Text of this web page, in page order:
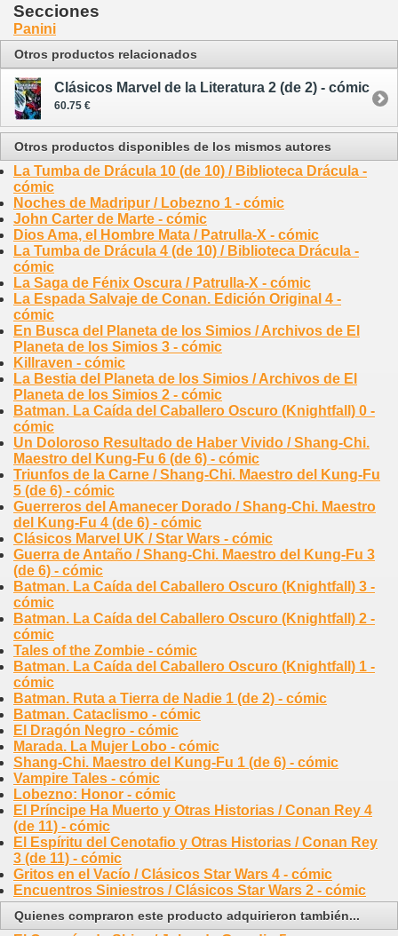
Secciones
Panini
Otros productos relacionados
Clásicos Marvel de la Literatura 2 (de 2) - cómic
60.75 €
Otros productos disponibles de los mismos autores
La Tumba de Drácula 10 (de 10) / Biblioteca Drácula -
cómic
Noches de Madripur / Lobezno 1 - cómic
John Carter de Marte - cómic
Dios Ama, el Hombre Mata / Patrulla-X - cómic
La Tumba de Drácula 4 (de 10) / Biblioteca Drácula -
cómic
La Saga de Fénix Oscura / Patrulla-X - cómic
La Espada Salvaje de Conan. Edición Original 4 -
cómic
En Busca del Planeta de los Simios / Archivos de El
Planeta de los Simios 3 - cómic
Killraven - cómic
La Bestia del Planeta de los Simios / Archivos de El
Planeta de los Simios 2 - cómic
Batman. La Caída del Caballero Oscuro (Knightfall) 0 -
cómic
Un Doloroso Resultado de Haber Vivido / Shang-Chi.
Maestro del Kung-Fu 6 (de 6) - cómic
Triunfos de la Carne / Shang-Chi. Maestro del Kung-Fu
5 (de 6) - cómic
Guerreros del Amanecer Dorado / Shang-Chi. Maestro
del Kung-Fu 4 (de 6) - cómic
Clásicos Marvel UK / Star Wars - cómic
Guerra de Antaño / Shang-Chi. Maestro del Kung-Fu 3
(de 6) - cómic
Batman. La Caída del Caballero Oscuro (Knightfall) 3 -
cómic
Batman. La Caída del Caballero Oscuro (Knightfall) 2 -
cómic
Tales of the Zombie - cómic
Batman. La Caída del Caballero Oscuro (Knightfall) 1 -
cómic
Batman. Ruta a Tierra de Nadie 1 (de 2) - cómic
Batman. Cataclismo - cómic
El Dragón Negro - cómic
Marada. La Mujer Lobo - cómic
Shang-Chi. Maestro del Kung-Fu 1 (de 6) - cómic
Vampire Tales - cómic
Lobezno: Honor - cómic
El Príncipe Ha Muerto y Otras Historias / Conan Rey 4
(de 11) - cómic
El Espíritu del Cenotafio y Otras Historias / Conan Rey
3 (de 11) - cómic
Gritos en el Vacío / Clásicos Star Wars 4 - cómic
Encuentros Siniestros / Clásicos Star Wars 2 - cómic
Quienes compraron este producto adquirieron también...